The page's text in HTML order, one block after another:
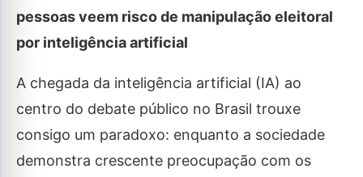
pessoas veem risco de manipulação eleitoral
por inteligência artificial
A chegada da inteligência artificial (IA) ao
centro do debate público no Brasil trouxe
consigo um paradoxo: enquanto a sociedade
demonstra crescente preocupação com os